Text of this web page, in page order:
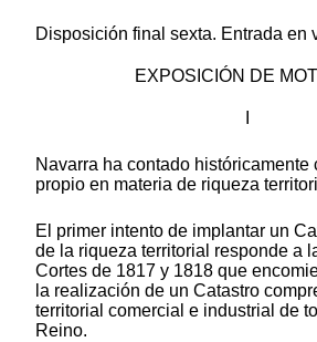
Disposición final sexta. Entrada en
EXPOSICIÓN DE
Navarra ha contado
propio en materia de riqueza
El primer intento de implantar un
de la riqueza territorial responde a
Cortes de 1817 y 1818 que
la realización de un Catastro
territorial comercial e industrial de
Reino.